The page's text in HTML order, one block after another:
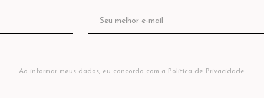
Ao informar meus dados, eu concordo com a Política de Privacidade.